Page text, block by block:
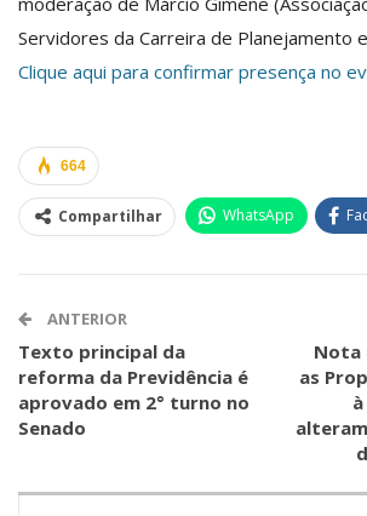
Servidores da Carreira de Planejamento
Clique aqui para confirmar presença no
664
Compartilhar WhatsApp
ANTERIOR
Texto principal da
reforma da Previdência é
aprovado em 2° turno no
Senado
Nota
as